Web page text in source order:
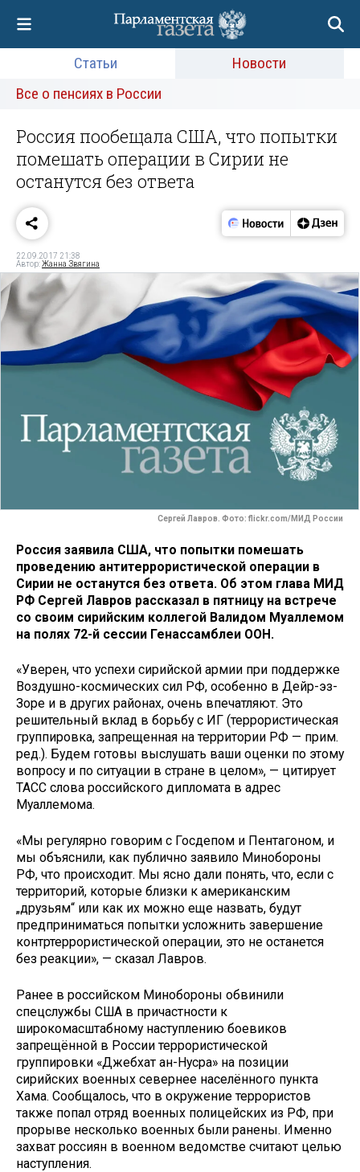
Статьи
Новости
Все о пенсиях в России
Россия пообещала США, что попытки
помешать операции в Сирии не
останутся без ответа
22.09.2017 21:38
Автор:Жанна Звягина
Сергей Лавров. Фото: flickr.com/МИД России
Россия заявила США, что попытки помешать
проведению антитеррористической операции в
Сирии не останутся без ответа. Об этом глава МИД
РФ Сергей Лавров рассказал в пятницу на встрече
со своим сирийским коллегой Валидом Муаллемом
на полях 72-й сессии Генассамблеи ООН.
«Уверен, что успехи сирийской армии при поддержке
Воздушно-космических сил РФ, особенно в Дейр-эз-
Зоре и в других районах, очень впечатляют. Это
решительный вклад в борьбу с ИГ (террористическая
группировка, запрещенная на территории РФ — прим.
ред.). Будем готовы выслушать ваши оценки по этому
вопросу и по ситуации в стране в целом», — цитирует
ТАСС слова российского дипломата в адрес
Муаллемома.
«Мы регулярно говорим с Госдепом и Пентагоном, и
мы объяснили, как публично заявило Минобороны
РФ, что происходит. Мы ясно дали понять, что, если с
территорий, которые близки к американским
„друзьям“ или как их можно еще назвать, будут
предприниматься попытки усложнить завершение
контртеррористической операции, это не останется
без реакции», — сказал Лавров.
Ранее в российском Минобороны обвинили
спецслужбы США в причастности к
широкомасштабному наступлению боевиков
запрещённой в России террористической
группировки «Джебхат ан-Нусра» на позиции
сирийских военных севернее населённого пункта
Хама. Сообщалось, что в окружение террористов
также попал отряд военных полицейских из РФ, при
прорыве несколько военных были ранены. Именно
захват россиян в военном ведомстве считают целью
наступления.